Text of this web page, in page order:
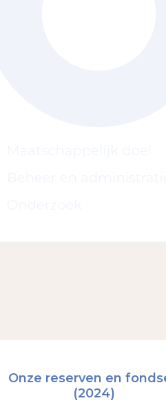
Onze reserven en
(2024)